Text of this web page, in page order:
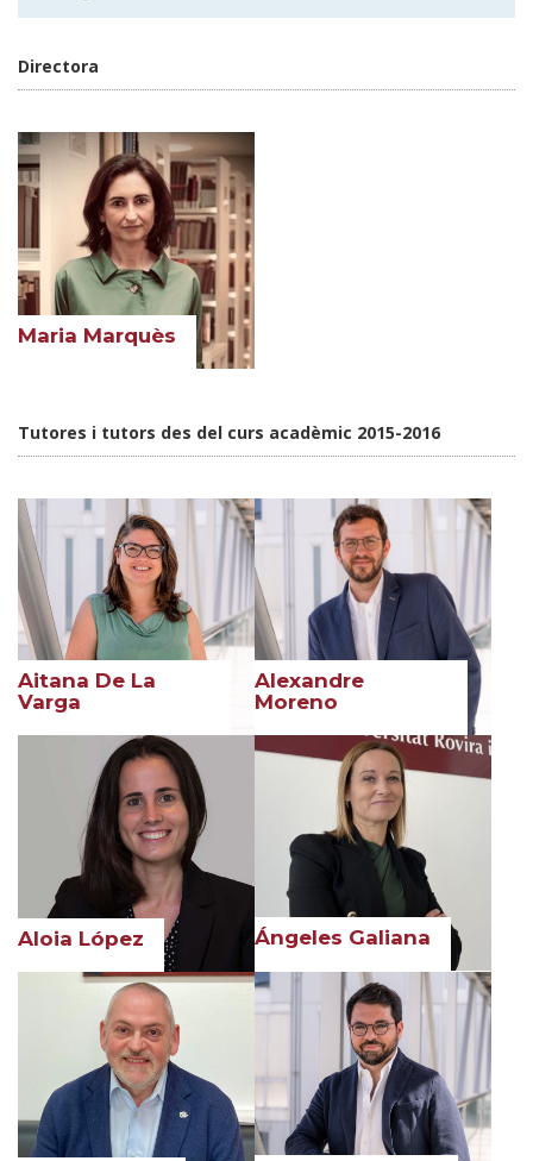
Directora
Maria Marquès
Tutores i tutors des del curs acadèmic 2015-2016
Aitana De La
Varga
Alexandre
Moreno
Aloia López Ángeles Galiana